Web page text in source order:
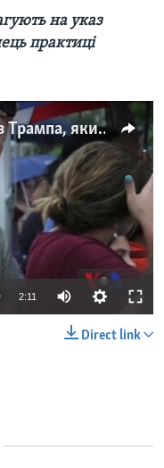
на указ
практиці
Як у Техасі реагують на указ Трампа, який має покласти кінець практиці роз’єднання родин-нелегалів. Відео
available
2:11
Direct link